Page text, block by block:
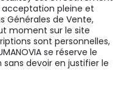
pleine et
Générales de Vente,
moment sur le site
sont personnelles,
se réserve le
devoir en justifier le